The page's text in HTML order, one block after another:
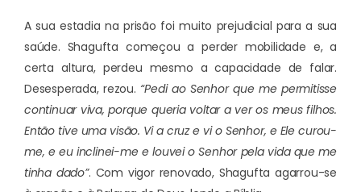
A sua estadia na prisão foi muito prejudicial para a sua
saúde. Shagufta começou a perder mobilidade e, a
certa altura, perdeu mesmo a capacidade de falar.
Desesperada, rezou. “Pedi ao Senhor que me permitisse
continuar viva, porque queria voltar a ver os meus filhos.
Então tive uma visão. Vi a cruz e vi o Senhor, e Ele curou-
me, e eu inclinei-me e louvei o Senhor pela vida que me
tinha dado”. Com vigor renovado, Shagufta agarrou-se